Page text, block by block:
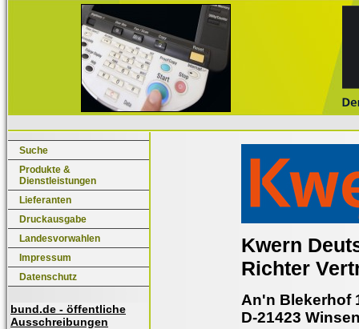
Suche
Produkte &
Dienstleistungen
Lieferanten
Druckausgabe
Landesvorwahlen
Impressum
Datenschutz
bund.de - öffentliche
Ausschreibungen
Kwern
Richter
An'n Blekerhof
D-21423